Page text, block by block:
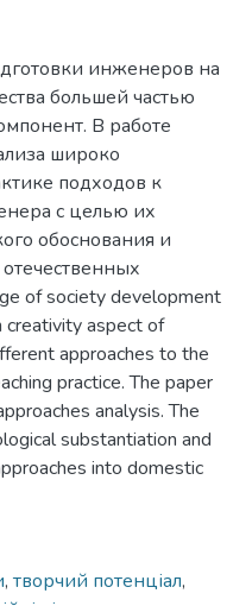
инженеров на
большей частью
В работе
широко
подходов к
с целью их
обоснования и
of society development
creativity aspect of
approaches to the
practice. The paper
analysis. The
substantiation and
into domestic
, творчий потенціал,